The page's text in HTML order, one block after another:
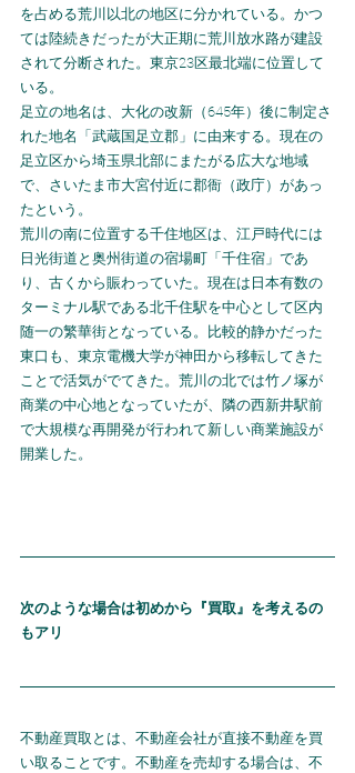
を占める荒川以北の地区に分かれている。かつ
ては陸続きだったが大正期に荒川放水路が建設
されて分断された。東京23区最北端に位置して
いる。
足立の地名は、大化の改新（645年）後に制定さ
れた地名「武蔵国足立郡」に由来する。現在の
足立区から埼玉県北部にまたがる広大な地域
で、さいたま市大宮付近に郡衙（政庁）があっ
たという。
荒川の南に位置する千住地区は、江戸時代には
日光街道と奥州街道の宿場町「千住宿」であ
り、古くから賑わっていた。現在は日本有数の
ターミナル駅である北千住駅を中心として区内
随一の繁華街となっている。比較的静かだった
東口も、東京電機大学が神田から移転してきた
ことで活気がでてきた。荒川の北では竹ノ塚が
商業の中心地となっていたが、隣の西新井駅前
で大規模な再開発が行われて新しい商業施設が
開業した。
次のような場合は初めから『買取』を考えるの
もアリ
不動産買取とは、不動産会社が直接不動産を買
い取ることです。不動産を売却する場合は、不